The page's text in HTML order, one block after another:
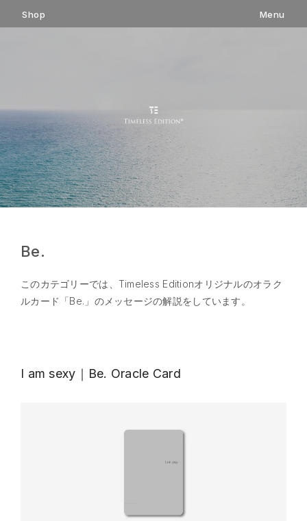
Shop Menu
ン
ス
キ
ッ
プ
Be.
このカテゴリーでは、Timeless Editionオリジナルのオラク
ルカード「Be.」のメッセージの解説をしています。
I am sexy｜Be. Oracle Card